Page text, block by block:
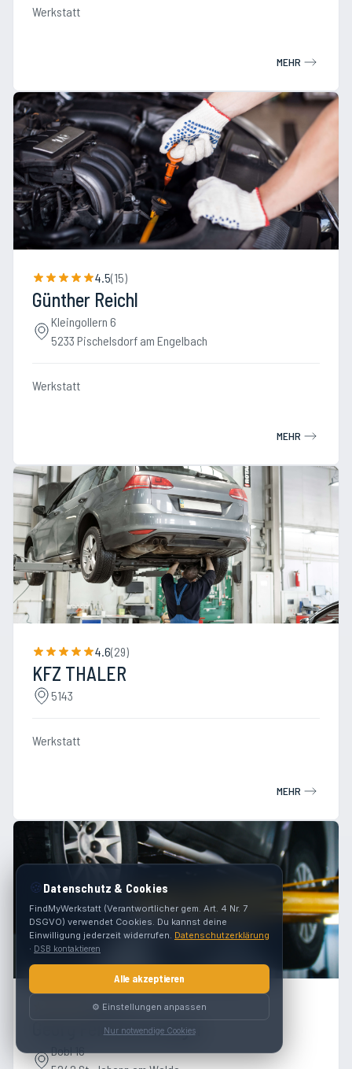
Werkstatt
MEHR
4.5(15)
Günther Reichl
Kleingollern 6
5233 Pischelsdorf am Engelbach
Werkstatt
MEHR
4.6(29)
KFZ THALER
5143
Werkstatt
MEHR
5.0(12)
Georg Feichtenschlager
Dobl 16
🍪Datenschutz & Cookies
FindMyWerkstatt (Verantwortlicher gem. Art. 4 Nr. 7
DSGVO) verwendet Cookies. Du kannst deine
Einwilligung jederzeit widerrufen. Datenschutzerklärung
· DSB kontaktieren
Alle akzeptieren
⚙️ Einstellungen anpassen
Nur notwendige Cookies